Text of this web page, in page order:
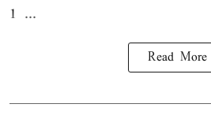
1 ...
Read More